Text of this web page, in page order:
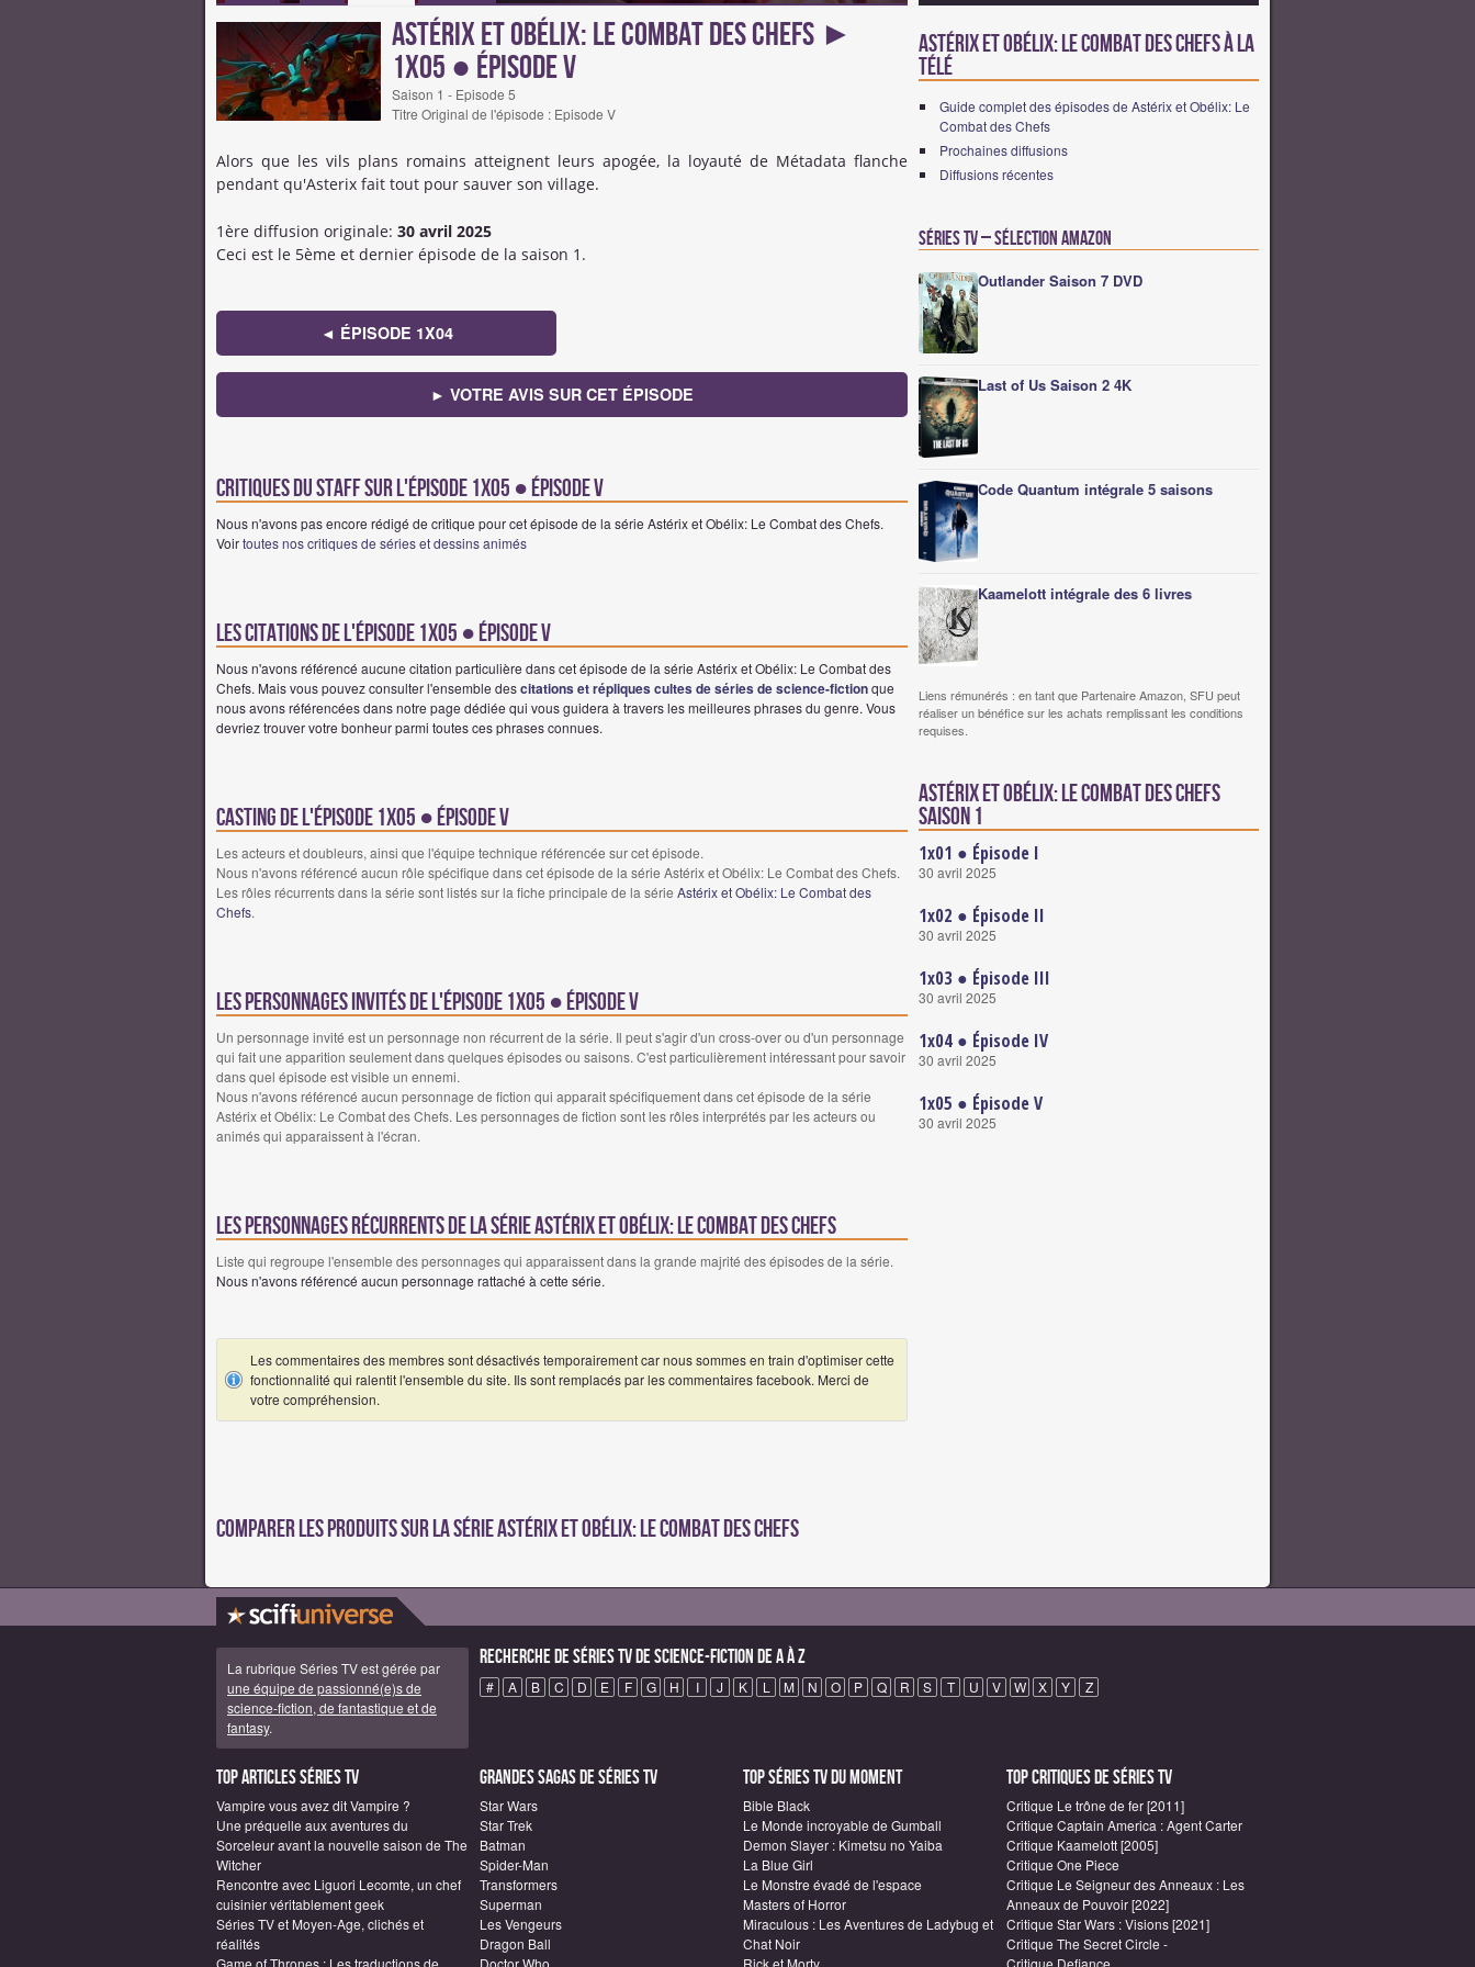
Astérix et Obélix: Le Combat des Chefs ►
1x05 ● Épisode V
Saison 1 - Episode 5
Titre Original de l'épisode : Episode V
Alors que les vils plans romains atteignent leurs apogée, la loyauté de Métadata flanche
pendant qu'Asterix fait tout pour sauver son village.
1ère diffusion originale: 30 avril 2025
Ceci est le 5ème et dernier épisode de la saison 1.
◄ ÉPISODE 1X04
► VOTRE AVIS SUR CET ÉPISODE
Critiques du staff sur l'épisode 1x05 ● Épisode V
Nous n'avons pas encore rédigé de critique pour cet épisode de la série Astérix et Obélix: Le Combat des Chefs.
Voirtoutes nos critiques de séries et dessins animés
Les citations de l'épisode 1x05 ● Épisode V
Nous n'avons référencé aucune citation particulière dans cet épisode de la série Astérix et Obélix: Le Combat des
Chefs. Mais vous pouvez consulter l'ensemble descitations et répliques cultes de séries de science-fictionque
nous avons référencées dans notre page dédiée qui vous guidera à travers les meilleures phrases du genre. Vous
devriez trouver votre bonheur parmi toutes ces phrases connues.
Casting de l'épisode 1x05 ● Épisode V
Les acteurs et doubleurs, ainsi que l'équipe technique référencée sur cet épisode.
Nous n'avons référencé aucun rôle spécifique dans cet épisode de la série Astérix et Obélix: Le Combat des Chefs.
Les rôles récurrents dans la série sont listés sur la fiche principale de la série Astérix et Obélix: Le Combat des
Chefs.
Les personnages invités de l'épisode 1x05 ● Épisode V
Un personnage invité est un personnage non récurrent de la série. Il peut s'agir d'un cross-over ou d'un personnage
qui fait une apparition seulement dans quelques épisodes ou saisons. C'est particulièrement intéressant pour savoir
dans quel épisode est visible un ennemi.
Nous n'avons référencé aucun personnage de fiction qui apparait spécifiquement dans cet épisode de la série
Astérix et Obélix: Le Combat des Chefs. Les personnages de fiction sont les rôles interprétés par les acteurs ou
animés qui apparaissent à l'écran.
Les personnages récurrents de la série Astérix et Obélix: Le Combat des Chefs
Liste qui regroupe l'ensemble des personnages qui apparaissent dans la grande majrité des épisodes de la série.
Nous n'avons référencé aucun personnage rattaché à cette série.
Les commentaires des membres sont désactivés temporairement car nous sommes en train d'optimiser cette
fonctionnalité qui ralentit l'ensemble du site. Ils sont remplacés par les commentaires facebook. Merci de
votre compréhension.
Comparer les produits sur la série Astérix et Obélix: Le Combat des Chefs
Astérix et Obélix: Le Combat des Chefs à la
télé
Guide complet des épisodes de Astérix et Obélix: Le
Combat des Chefs
Prochaines diffusions
Diffusions récentes
Séries TV – Sélection Amazon
Outlander Saison 7 DVD
Last of Us Saison 2 4K
Code Quantum intégrale 5 saisons
Kaamelott intégrale des 6 livres
Liens rémunérés : en tant que Partenaire Amazon, SFU peut
réaliser un bénéfice sur les achats remplissant les conditions
requises.
Astérix et Obélix: Le Combat des Chefs
saison 1
1x01 ● Épisode I
30 avril 2025
1x02 ● Épisode II
30 avril 2025
1x03 ● Épisode III
30 avril 2025
1x04 ● Épisode IV
30 avril 2025
1x05 ● Épisode V
30 avril 2025
La rubrique Séries TV est gérée par
une équipe de passionné(e)s de
science-fiction, de fantastique et de
fantasy.
Recherche de Séries TV de science-fiction de A à Z
# A B C D E F G H I J K L M N O P Q R S T U V W X Y Z
Top articles Séries TV
Vampire vous avez dit Vampire ?
Une préquelle aux aventures du
Sorceleur avant la nouvelle saison de The
Witcher
Rencontre avec Liguori Lecomte, un chef
cuisinier véritablement geek
Séries TV et Moyen-Age, clichés et
réalités
Grandes sagas de Séries TV
Star Wars
Star Trek
Batman
Spider-Man
Transformers
Superman
Les Vengeurs
Dragon Ball
Top Séries TV du moment
Bible Black
Le Monde incroyable de Gumball
Demon Slayer : Kimetsu no Yaiba
La Blue Girl
Le Monstre évadé de l'espace
Masters of Horror
Miraculous : Les Aventures de Ladybug et
Chat Noir
Top critiques de Séries TV
Critique Le trône de fer [2011]
Critique Captain America : Agent Carter
Critique Kaamelott [2005]
Critique One Piece
Critique Le Seigneur des Anneaux : Les
Anneaux de Pouvoir [2022]
Critique Star Wars : Visions [2021]
Critique The Secret Circle -